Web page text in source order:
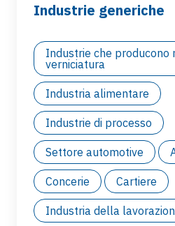
Industrie generiche
Industrie che producono
verniciatura
Industria alimentare
Industrie di processo
Settore automotive
Concerie Cartiere
Industria della